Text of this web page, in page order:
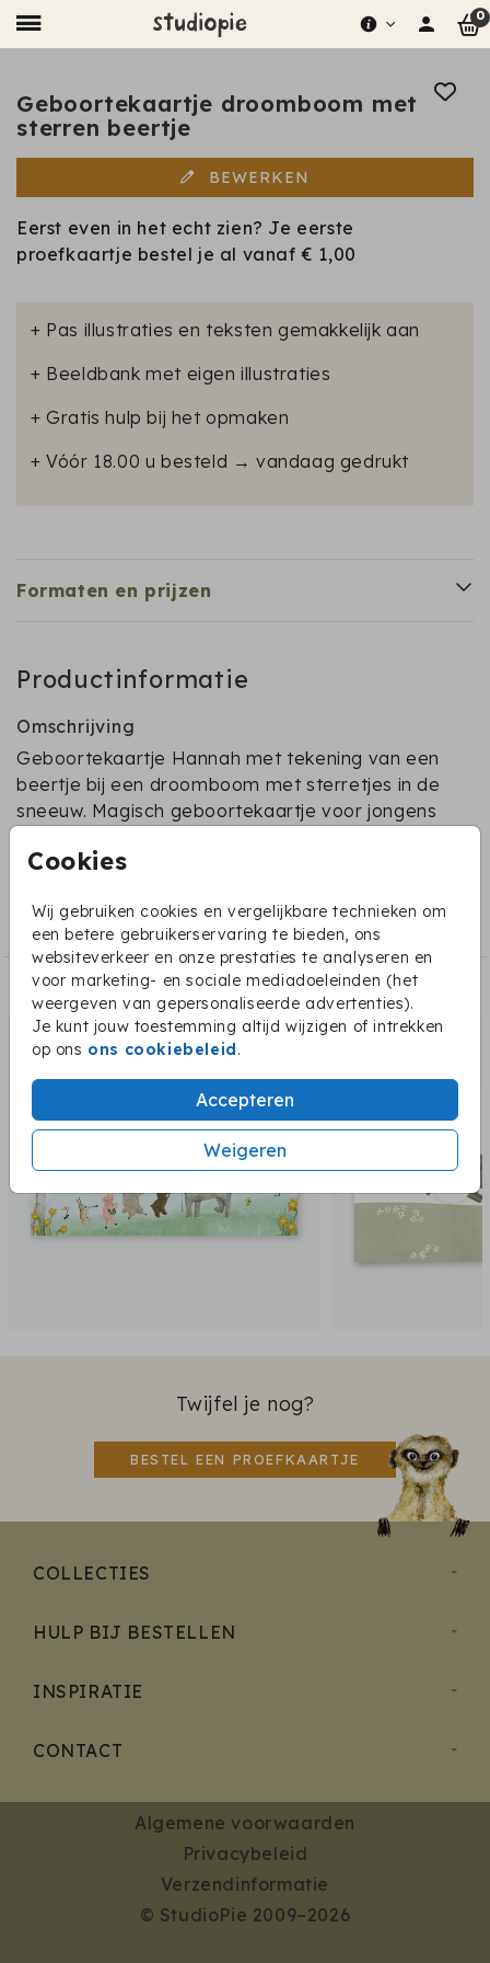
0
Cookies
Wij gebruiken cookies en vergelijkbare technieken om
een betere gebruikerservaring te bieden, ons
websiteverkeer en onze prestaties te analyseren en
voor marketing- en sociale mediadoeleinden (het
weergeven van gepersonaliseerde advertenties).
Je kunt jouw toestemming altijd wijzigen of intrekken
op ons ons cookiebeleid.
Accepteren
Weigeren
Geboortekaartje droomboom met
sterren beertje
BEWERKEN
Eerst even in het echt zien? Je eerste
proefkaartje bestel je al vanaf€ 1,00
+ Pas illustraties en teksten gemakkelijk aan
+ Beeldbank met eigen illustraties
+ Gratis hulp bij het opmaken
+ Vóór 18.00 u besteld → vandaag gedrukt
Formaten en prijzen
Productinformatie
Omschrijving
Geboortekaartje Hannah met tekening van een
beertje bij een droomboom met sterretjes in de
sneeuw. Magisch geboortekaartje voor jongens
Dieren geboortekaartjes
Dit vind je misschien ook leuk:
Twijfel je nog?
BESTEL EEN PROEFKAARTJE
COLLECTIES
HULP BIJ BESTELLEN
INSPIRATIE
CONTACT
Algemene voorwaarden
Privacybeleid
Verzendinformatie
© StudioPie 2009–2026